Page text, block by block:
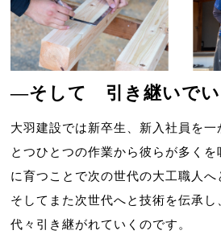
―そして 引き継いで
大羽建設では新卒生、新入社員を
とつひとつの作業から彼らが多く
に育つことで次の世代の大工職人へ
そしてまた次世代へと技術を伝承
代々引き継がれていくのです。